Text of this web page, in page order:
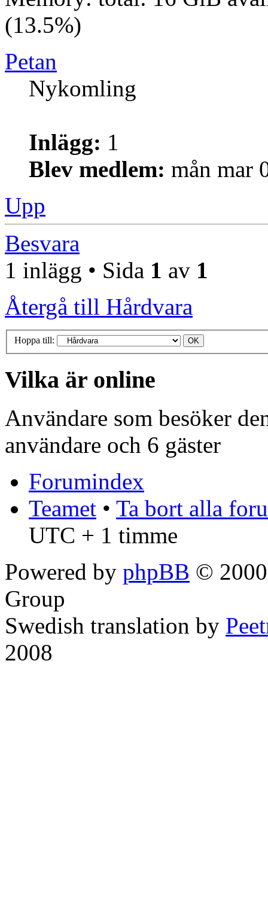
(13.5%)
Petan
Nykomling
Inlägg: 1
Blev medlem: mån mar
Upp
Besvara
1 inlägg • Sida 1 av 1
Återgå till Hårdvara
Hoppa till:
Vilka är online
Användare som besöker
användare och 6 gäster
Forumindex
Teamet • Ta bort alla
UTC + 1 timme
Powered by phpBB ©
Group
Swedish translation by
2008